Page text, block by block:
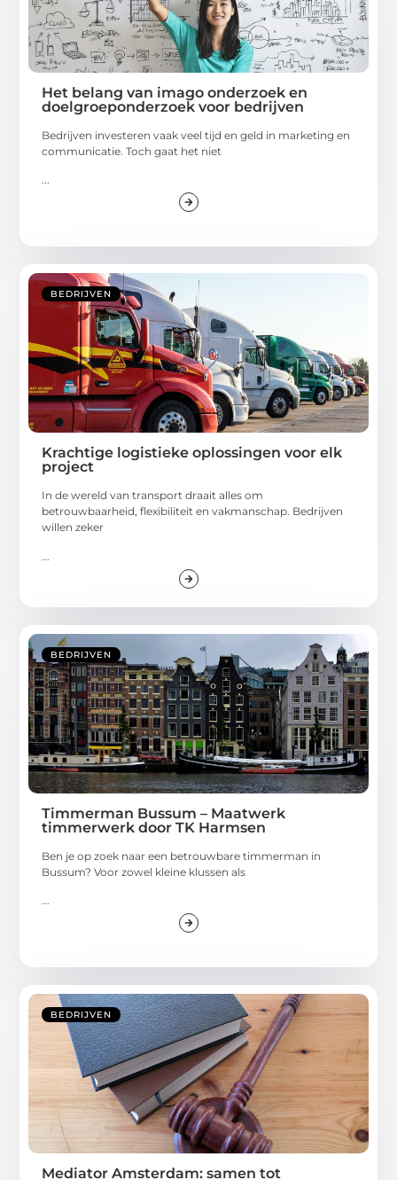
Het belang van imago onderzoek en
doelgroeponderzoek voor bedrijven
Bedrijven investeren vaak veel tijd en geld in marketing en
communicatie. Toch gaat het niet
...
BEDRIJVEN
Krachtige logistieke oplossingen voor elk
project
In de wereld van transport draait alles om
betrouwbaarheid, flexibiliteit en vakmanschap. Bedrijven
willen zeker
BEDRIJVEN
Timmerman Bussum – Maatwerk
timmerwerk door TK Harmsen
Ben je op zoek naar een betrouwbare timmerman in
Bussum? Voor zowel kleine klussen als
...
BEDRIJVEN
Mediator Amsterdam: samen tot